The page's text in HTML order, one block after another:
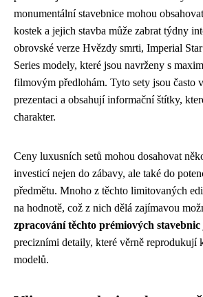
monumentální stavebnice mohou
kostek a jejich stavba může zabrat týdny
obrovské verze Hvězdy smrti, Imperial
Series modely, které jsou navrženy s
filmovým předlohám. Tyto sety jsou často
prezentaci a obsahují informační štítky,
charakter.
Ceny luxusních setů mohou dosahovat
investicí nejen do zábavy, ale také do
předmětu. Mnoho z těchto limitovaných
na hodnotě, což z nich dělá zajímavou
zpracování těchto prémiových stavebnic
precizními detaily, které věrně
modelů.